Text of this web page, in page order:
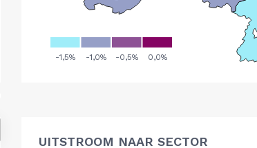
UITSTROOM NAAR SECTOR